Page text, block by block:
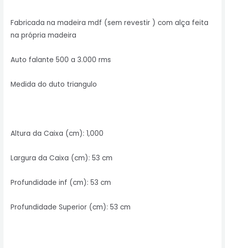
Fabricada na madeira mdf (sem revestir ) com alça feita
na própria madeira
Auto falante 500 a 3.000 rms
Medida do duto triangulo
Altura da Caixa (cm): 1,000
Largura da Caixa (cm): 53 cm
Profundidade inf (cm): 53 cm
Profundidade Superior (cm): 53 cm